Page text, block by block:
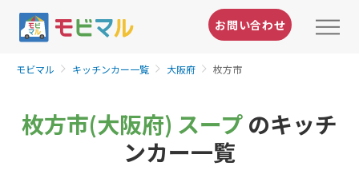
お問い合わせ
モビマル キッチンカー一覧 大阪府 枚方市
枚方市(大阪府) スープ のキッチ
ンカー一覧